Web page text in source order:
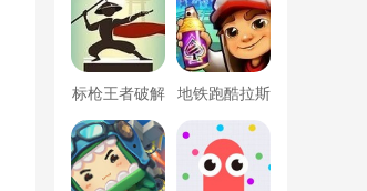
标枪王者破解
版无限金币钻
石内置菜单
地铁跑酷拉斯
维加斯新触控
内置菜单版